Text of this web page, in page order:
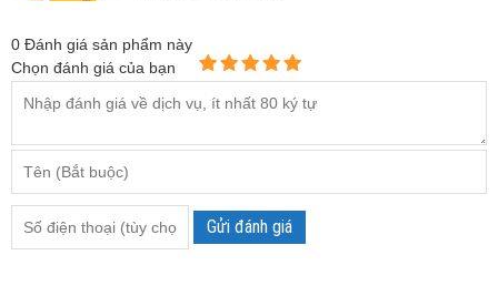
0 Đánh giá sản phẩm này
Chọn đánh giá của bạn
Gửi đánh giá